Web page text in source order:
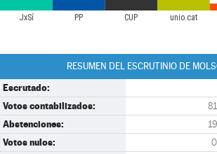
JxSí PP CUP unio.cat
RESUMEN DEL ESCRUTINIO DE
Escrutado:
Votos contabilizados: 81
Abstenciones: 19
Votos nulos: 0